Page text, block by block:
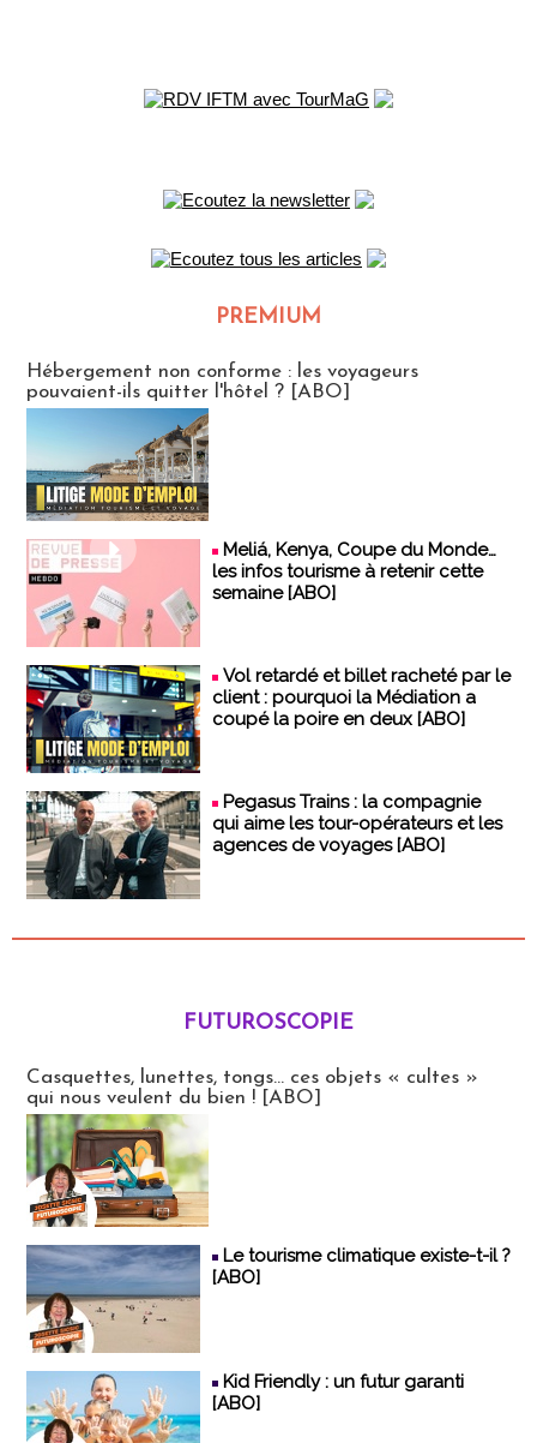
PREMIUM
Hébergement non conforme : les voyageurs
pouvaient-ils quitter l'hôtel ? [ABO]
Meliá, Kenya, Coupe du Monde…
les infos tourisme à retenir cette
semaine [ABO]
Vol retardé et billet racheté par le
client : pourquoi la Médiation a
coupé la poire en deux [ABO]
Pegasus Trains : la compagnie
qui aime les tour-opérateurs et les
agences de voyages [ABO]
FUTUROSCOPIE
Casquettes, lunettes, tongs... ces objets « cultes »
qui nous veulent du bien ! [ABO]
Le tourisme climatique existe-t-il ?
[ABO]
Kid Friendly : un futur garanti
[ABO]